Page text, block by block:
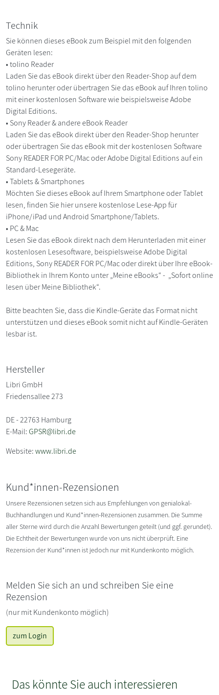
Technik
Sie können dieses eBook zum Beispiel mit den folgenden
Geräten lesen:
• tolino Reader
Laden Sie das eBook direkt über den Reader-Shop auf dem
tolino herunter oder übertragen Sie das eBook auf Ihren tolino
mit einer kostenlosen Software wie beispielsweise Adobe
Digital Editions.
• Sony Reader & andere eBook Reader
Laden Sie das eBook direkt über den Reader-Shop herunter
oder übertragen Sie das eBook mit der kostenlosen Software
Sony READER FOR PC/Mac oder Adobe Digital Editions auf ein
Standard-Lesegeräte.
• Tablets & Smartphones
Möchten Sie dieses eBook auf Ihrem Smartphone oder Tablet
lesen, finden Sie hier unsere kostenlose Lese-App für
iPhone/iPad und Android Smartphone/Tablets.
• PC & Mac
Lesen Sie das eBook direkt nach dem Herunterladen mit einer
kostenlosen Lesesoftware, beispielsweise Adobe Digital
Editions, Sony READER FOR PC/Mac oder direkt über Ihre eBook-
Bibliothek in Ihrem Konto unter „Meine eBooks“ - „Sofort online
lesen über Meine Bibliothek“.
Bitte beachten Sie, dass die Kindle-Geräte das Format nicht
unterstützen und dieses eBook somit nicht auf Kindle-Geräten
lesbar ist.
Hersteller
Libri GmbH
Friedensallee 273
DE - 22763 Hamburg
E-Mail:GPSR@libri.de
Website:www.libri.de
Kund*innen-Rezensionen
Unsere Rezensionen setzen sich aus Empfehlungen von genialokal-
Buchhandlungen und Kund*innen-Rezensionen zusammen. Die Summe
aller Sterne wird durch die Anzahl Bewertungen geteilt (und ggf. gerundet).
Die Echtheit der Bewertungen wurde von uns nicht überprüft. Eine
Rezension der Kund*innen ist jedoch nur mit Kundenkonto möglich.
Melden Sie sich an und schreiben Sie eine
Rezension
(nur mit Kundenkonto möglich)
zum Login
Das könnte Sie auch interessieren